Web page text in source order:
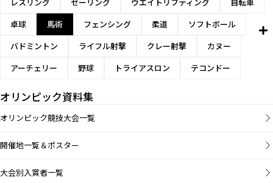
卓球
馬術 フェンシング 柔道
ソフトボール
バドミントン
ライフル射撃 クレー射撃
カヌー
アーチェリー
野球 トライアスロン テコンドー
オリンピック資料集
オリンピック競技大会一覧
開催地一覧＆ポスター
大会別入賞者一覧